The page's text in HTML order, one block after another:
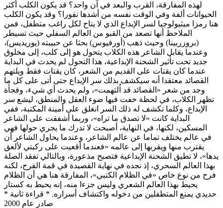
لهذه المفارقة، القرب والبعد في آن واحد؟ قد يكون الكلب أكثر
الحيوانات ألفة وفي الوقت نفسه من أشدها نفورا؟ وقد يكون الكلب
هنا رمزا ميثيولوجيا لسر الإبداع الذي لا يتاح لكل راغب متطفل، فمن
الملاحظ أنها تصعد من القبو من العالم السفلي حيث تسيطر
(بروزربينا) وحيث ذهب (أورفيوس) بحثا عن حبيبته (يوريديس)،
وعندما يقابل الشاعر هذه الكلاب يتحول هو إلى كلب، إلى مخلوق
جديد تحت تأثير الشحنة الإبداعية، هذا التحول لم يحدث في البداية
عندما كان يقتات على القديم من الشعر، كان يقتات فقط ويلتهم
القصائد معتقدا أنه سيكشف بذلك سر الإبداع حتى أتى على كل ما
وجد من شعر «القصائد قد اُلتهمت»، ولم يحدث أي شيء، وفجأة
تظهر الكلاب، في لحظة خفت فيها ضوء العقل والمنطق، ليشع سر
الإبداع، وكلما تكشف له ذلك السر انغلق على أمينة المكتبة، ففي
البداية كانت «لا تصدق ما تراه»، وربما أشفقت على الشاعر
المسكين، لكنها، في النهاية، أصبحت لا تدرك ما يجري حولها فهي
في عالم يختلف تماما عن عالم الشاعر، وعندما يحاول الشاعر أن
يقترب منها ويقربها إلى عالمه «فعندما أقعيت على ركبتي لألعق
يدها»، لا تطيق الشحنة الإبداعية فتصبح مذعورة، وبالتالي تفقد الصلة
بهذا العالم السحري، إذ نجده في نهاية القصيدة في قمة الفرح، لكنه
فرح من نوع خاص «في الظلام الكتبي»، المفارقة هنا هي أن الظلام
يحيط بهذا العالم الشعري وليس جزءا منه، إنه يحيط به كستار
حديدي يمنع المتطفلين من دخوله واكتشاف أسراره. * قراءة ثانية *
صادر عام 2000